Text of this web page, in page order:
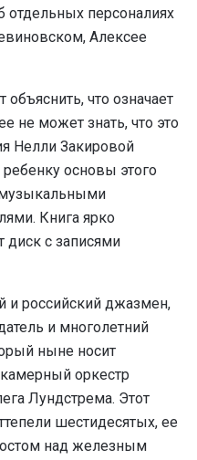
отдельных персоналиях
Алексее
что означает
не может знать, что это
Нелли Закировой
основы этого
музыкальными
Книга ярко
диск с записями
и российский джазмен,
и многолетний
ныне носит
оркестр
Лундстрема. Этот
шестидесятых, ее
над железным